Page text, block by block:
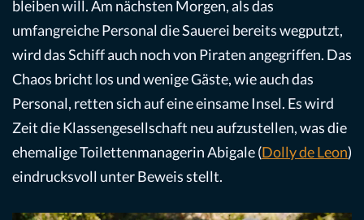
bleiben will. Am nächsten Morgen, als das
umfangreiche Personal die Sauerei bereits wegputzt,
wird das Schiff auch noch von Piraten angegriffen. Das
Chaos bricht los und wenige Gäste, wie auch das
Personal, retten sich auf eine einsame Insel. Es wird
Zeit die Klassengesellschaft neu aufzustellen, was die
ehemalige Toilettenmanagerin Abigale (Dolly de Leon)
eindrucksvoll unter Beweis stellt.